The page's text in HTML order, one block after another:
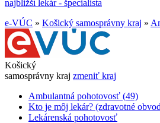
najbližší lekár - špecialista
e-VÚC » Košický samosprávny kraj »
Košický
samosprávny kraj zmeniť kraj
Ambulantná pohotovosť (49)
Kto je môj lekár? (zdravotné
Lekárenská pohotovosť